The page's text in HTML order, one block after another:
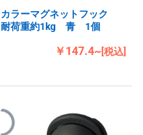
カラーマグネットフック
耐荷重約1kg 青 1個
￥147.4~[税込]